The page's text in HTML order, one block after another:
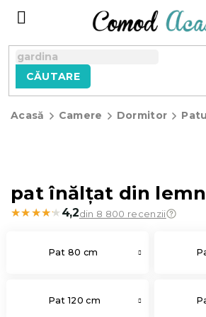
CĂUTARE
Acasă Camere Dormitor
pat înălțat din
★★★★★
★★★★★ 4,2din 8 800 recenzii
Pat 80 cm
Pat 120 cm